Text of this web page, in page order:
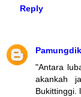
Reply
"Antara
akankah
Bukittinggi.